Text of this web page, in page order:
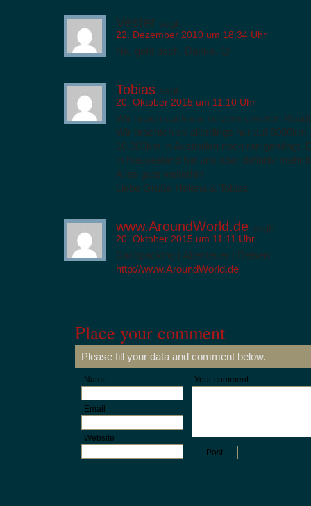
Vester sagt:
22. Dezember 2010 um 18:34 Uhr
Na, geht doch. Danke. 😉
Tobias sagt:
20. Oktober 2015 um 11:10 Uhr
Wir haben auch vor kurzem unseren
Wir brachten es allerdings nur auf
10.000km in Australien noch ran gehängt.
in Neuseeland hat uns aber definitiv mehr
Alles gute weiterhin
Liebe Grüße Helena & Tobias
www.AroundWorld.de sagt:
20. Oktober 2015 um 11:11 Uhr
Backpacking | Abenteuer | Reisen
http://www.AroundWorld.de
Place your comment
Please fill your data and comment below.
Name
Email
Website
Your comment